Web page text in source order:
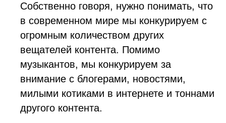
Собственно говоря, нужно понимать, что
в современном мире мы конкурируем с
огромным количеством других
вещателей контента. Помимо
музыкантов, мы конкурируем за
внимание с блогерами, новостями,
милыми котиками в интернете и тоннами
другого контента.